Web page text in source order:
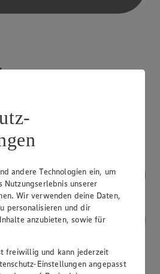
andere Technologien ein, um
Nutzungserlebnis unserer
Wir verwenden deine Daten,
personalisieren und dir
anzubieten, sowie für
freiwillig und kann jederzeit
Einstellungen angepasst